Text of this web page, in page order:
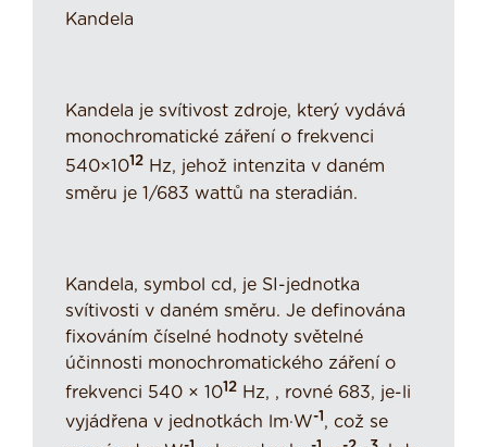
Kandela
Kandela je svítivost zdroje, který vydává
monochromatické záření o frekvenci
540×1012 Hz, jehož intenzita v daném
směru je 1/683 wattů na steradián.
Kandela, symbol cd, je SI-jednotka
svítivosti v daném směru. Je definována
fixováním číselné hodnoty světelné
účinnosti monochromatického záření o
frekvenci 540 × 1012 Hz, , rovné 683, je-li
vyjádřena v jednotkách lm·W-1, což se